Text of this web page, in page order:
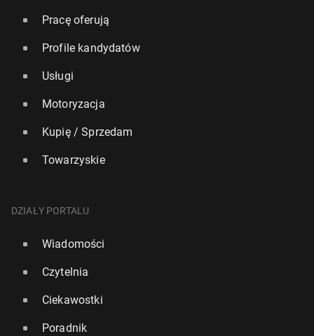
Pracę oferują
Profile kandydatów
Usługi
Motoryzacja
Kupię / Sprzedam
Towarzyskie
DZIAŁY PORTALU
Wiadomości
Czytelnia
Ciekawostki
Poradnik